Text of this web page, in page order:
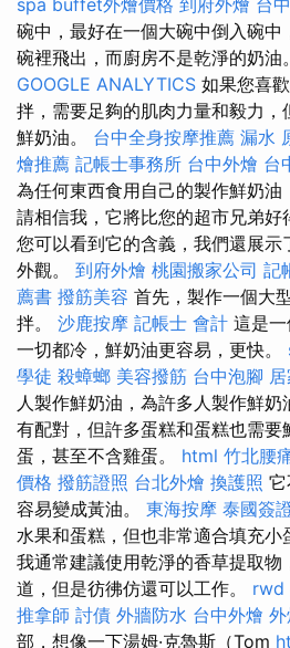
spa buffet外燴價格 到府外燴 台
碗中，最好在一個大碗中倒入碗中
碗裡飛出，而廚房不是乾淨的奶油
GOOGLE ANALYTICS 如果您喜
拌，需要足夠的肌肉力量和毅力
鮮奶油。 台中全身按摩推薦 漏水
燴推薦 記帳士事務所 台中外燴 台
為任何東西食用自己的製作鮮奶油
請相信我，它將比您的超市兄弟好
您可以看到它的含義，我們還展示
外觀。 到府外燴 桃園搬家公司 記
薦書 撥筋美容 首先，製作一個大
拌。 沙鹿按摩 記帳士 會計 這是
一切都冷，鮮奶油更容易，更快。
學徒 殺蟑螂 美容撥筋 台中泡腳
人製作鮮奶油，為許多人製作鮮
有配對，但許多蛋糕和蛋糕也需要
蛋，甚至不含雞蛋。 html 竹北腰
價格 撥筋證照 台北外燴 換護照
容易變成黃油。 東海按摩 泰國簽
水果和蛋糕，但也非常適合填充小
我通常建議使用乾淨的香草提取
道，但是彷彿仿還可以工作。 rwd
推拿師 討債 外牆防水 台中外燴
部，想像一下湯姆·克魯斯（Tom